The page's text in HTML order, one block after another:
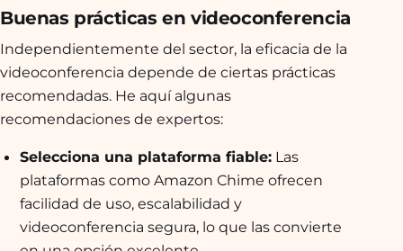
Buenas prácticas en videoconferencia
Independientemente del sector, la eficacia de la
videoconferencia depende de ciertas prácticas
recomendadas. He aquí algunas
recomendaciones de expertos:
Selecciona una plataforma fiable:Las
plataformas como Amazon Chime ofrecen
facilidad de uso, escalabilidad y
videoconferencia segura, lo que las convierte